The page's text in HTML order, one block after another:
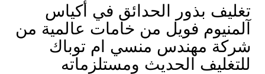
تغليف بذور الحدائق في أكياس
آلمنيوم فويل من خامات عالمية من
شركة مهندس منسي ام توباك
للتغليف الحديث ومستلزماته